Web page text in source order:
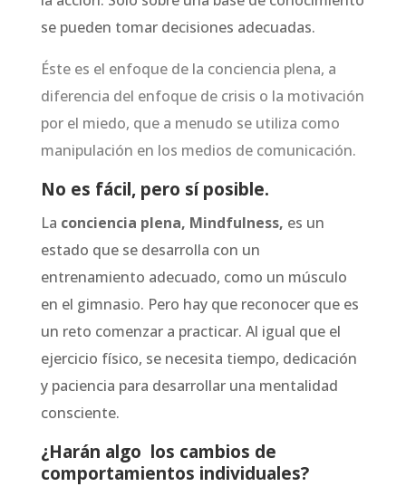
se pueden tomar decisiones adecuadas.
Éste es el enfoque de la conciencia plena, a
diferencia del enfoque de crisis o la motivación
por el miedo, que a menudo se utiliza como
manipulación en los medios de comunicación.
No es fácil, pero sí posible.
La conciencia plena, Mindfulness, es un
estado que se desarrolla con un
entrenamiento adecuado, como un músculo
en el gimnasio. Pero hay que reconocer que es
un reto comenzar a practicar. Al igual que el
ejercicio físico, se necesita tiempo, dedicación
y paciencia para desarrollar una mentalidad
consciente.
¿Harán algo los cambios de
comportamientos individuales?